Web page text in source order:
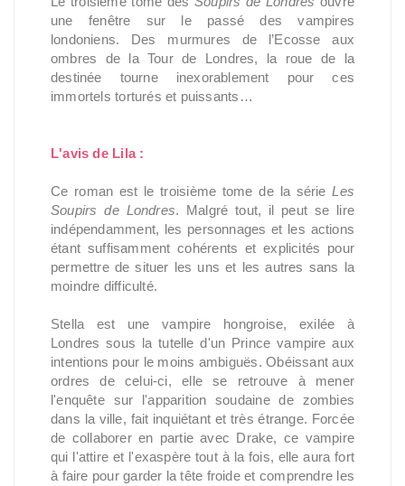
une fenêtre sur le passé des vampires
londoniens. Des murmures de l’Ecosse aux
ombres de la Tour de Londres, la roue de la
destinée tourne inexorablement pour ces
immortels torturés et puissants…
L'avis de Lila :
Ce roman est le troisième tome de la sérieLes
Soupirs de Londres. Malgré tout, il peut se lire
indépendamment, les personnages et les actions
étant suffisamment cohérents et explicités pour
permettre de situer les uns et les autres sans la
moindre difficulté.
Stella est une vampire hongroise, exilée à
Londres sous la tutelle d'un Prince vampire aux
intentions pour le moins ambiguës. Obéissant aux
ordres de celui-ci, elle se retrouve à mener
l'enquête sur l'apparition soudaine de zombies
dans la ville, fait inquiétant et très étrange. Forcée
de collaborer en partie avec Drake, ce vampire
qui l'attire et l'exaspère tout à la fois, elle aura fort
à faire pour garder la tête froide et comprendre les